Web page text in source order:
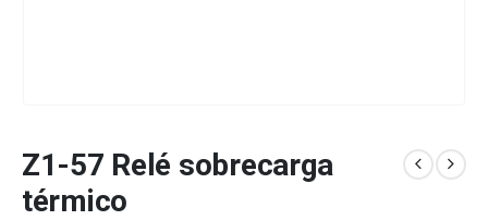
Z1-57 Relé sobrecarga
térmico